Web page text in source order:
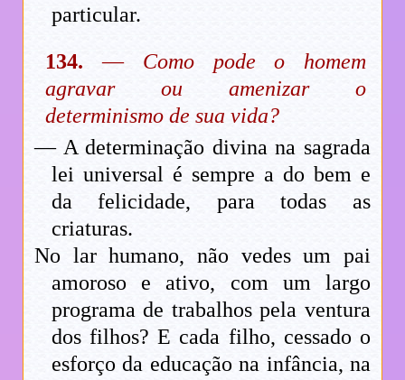
particular.
134. — Como pode o homem
agravar ou amenizar o
determinismo de sua vida?
— A determinação divina na sagrada
lei universal é sempre a do bem e
da felicidade, para todas as
criaturas.
No lar humano, não vedes um pai
amoroso e ativo, com um largo
programa de trabalhos pela ventura
dos filhos? E cada filho, cessado o
esforço da educação na infância, na